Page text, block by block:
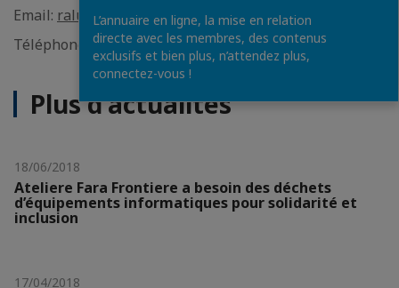
Email: raluca.simbotin(@)gov.ro
Téléphone: 021 318 11 86
Plus d'actualités
18/06/2018
Ateliere Fara Frontiere a besoin des déchets
d’équipements informatiques pour solidarité et
inclusion
17/04/2018
L’annuaire en ligne, la mise en relation
directe avec les membres, des contenus
exclusifs et bien plus, n’attendez plus,
connectez-vous !